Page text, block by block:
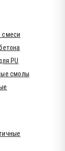
смеси
PU
смолы